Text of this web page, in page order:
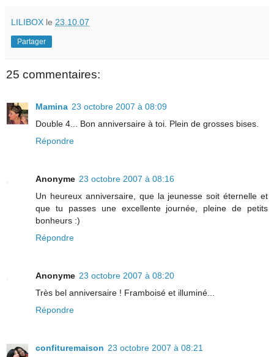
LILIBOX le 23.10.07
Partager
25 commentaires:
Mamina 23 octobre 2007 à 08:09
Double 4... Bon anniversaire à toi. Plein de grosses bises.
Répondre
Anonyme 23 octobre 2007 à 08:16
Un heureux anniversaire, que la jeunesse soit éternelle et
que tu passes une excellente journée, pleine de petits
bonheurs :)
Répondre
Anonyme 23 octobre 2007 à 08:20
Très bel anniversaire ! Framboisé et illuminé...
Répondre
confituremaison 23 octobre 2007 à 08:21